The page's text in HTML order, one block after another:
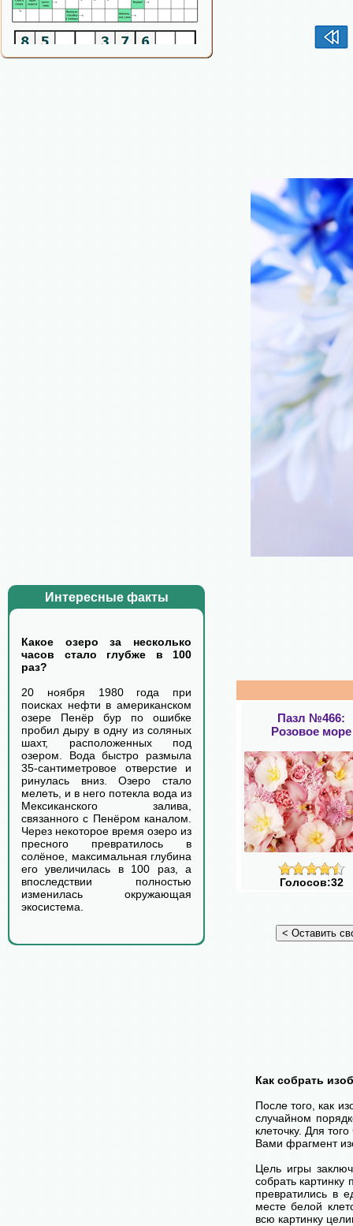
Интересные факты
Какое озеро за несколько
часов стало глубже в 100
раз?
20 ноября 1980 года при
поисках нефти в американском
озере Пенёр бур по ошибке
пробил дыру в одну из соляных
шахт, расположенных под
озером. Вода быстро размыла
35-сантиметровое отверстие и
ринулась вниз. Озеро стало
мелеть, и в него потекла вода из
Мексиканского залива,
связанного с Пенёром каналом.
Через некоторое время озеро из
пресного превратилось в
солёное, максимальная глубина
его увеличилась в 100 раз, а
впоследствии полностью
изменилась окружающая
экосистема.
Пазл №466:
Розовое море
Голосов:32
Как собрать
После того, как
случайном
клеточку. Для
Вами фрагмент
Цель игры
собрать
превратились в
месте белой
всю картинку